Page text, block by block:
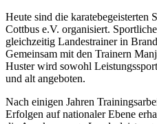
Heute sind die karatebegeisterten
Cottbus e.V. organisiert.
gleichzeitig Landestrainer in
Gemeinsam mit den Trainern
Huster wird sowohl
und alt angeboten.
Nach einigen Jahren
Erfolgen auf nationaler Ebene